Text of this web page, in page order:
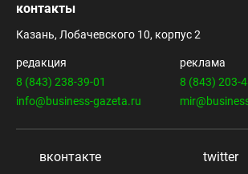
контакты
Казань, Лобачевского 10, корпус 2
редакция
8 (843) 238-39-01
info@business-gazeta.ru
реклама
8 (843) 203-
вконтакте
twitter